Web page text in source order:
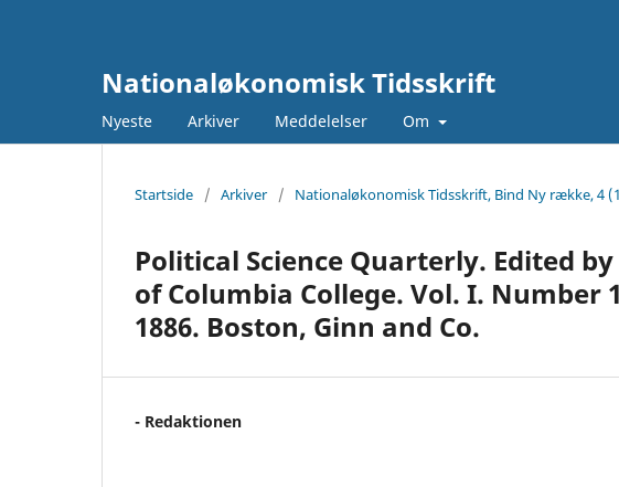
Nationaløkonomisk Tidsskrift
Nyeste Arkiver Meddelelser Om
Startside / Arkiver / Nationaløkonomisk Tidsskrift, Bind Ny række, 4
Political Science Quarterly. Edited
of Columbia College. Vol. I. Number
1886. Boston, Ginn and Co.
- Redaktionen